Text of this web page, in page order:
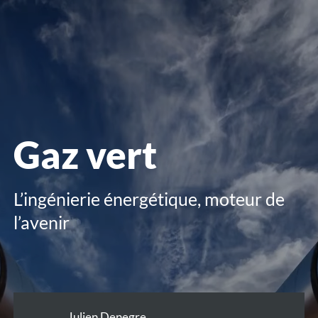
le
Gaz vert
L’ingénierie énergétique, moteur de
l’avenir